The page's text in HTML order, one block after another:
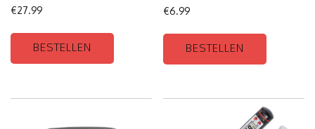
€27.99
BESTELLEN
€6.99
BESTELLEN